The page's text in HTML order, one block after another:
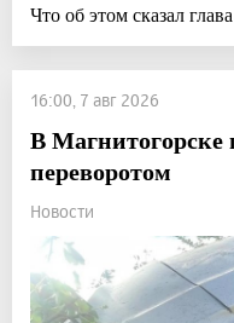
Что об этом сказал
16:00, 7 авг 2026
В
переворотом
Новости